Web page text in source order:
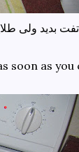
soon as you